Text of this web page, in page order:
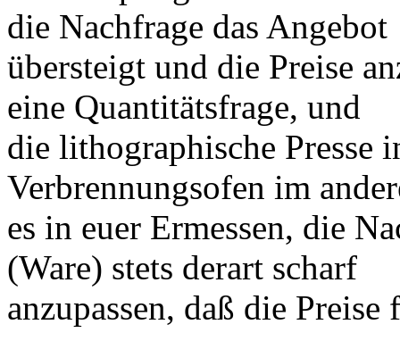
die Nachfrage das Angebot
übersteigt und die Preise
eine Quantitätsfrage, und
die lithographische Presse
Verbrennungsofen im
es in euer Ermessen, die
(Ware) stets derart scharf
anzupassen, daß die Preise